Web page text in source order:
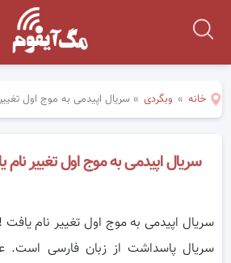
خانه » وبگردی »سریال اپیدمی به موج اول
سریال اپیدمی به موج اول تغییر نام
سریال اپیدمی به موج اول تغییر نام
سریال پاسداشت از زبان فارسی است.